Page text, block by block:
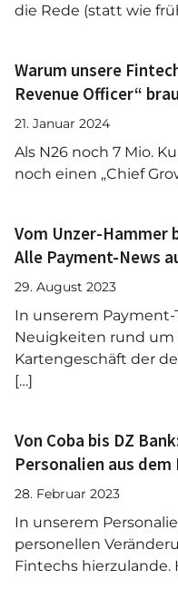
die Rede (statt wie
Warum unsere
Revenue Officer“
21. Januar 2024
Als N26 noch 7 Mio.
noch einen „Chief
Vom Unzer-Hammer
Alle Payment-News
29. August 2023
In unserem
Neuigkeiten rund um
Kartengeschäft der
[…]
Von Coba bis DZ
Personalien aus dem
28. Februar 2023
In unserem
personellen
Fintechs hierzulande.